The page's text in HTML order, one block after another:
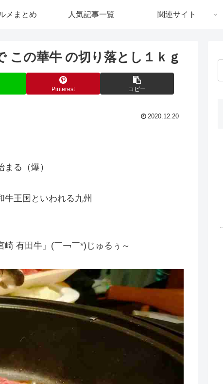
メまとめ 人気記事一覧 関連サイト
この華牛 の切り落とし１ｋｇ
Pinterest コピー
2020.12.20
る（爆）
王国といわれる九州
有田牛」(￣￢￣*)じゅるぅ～